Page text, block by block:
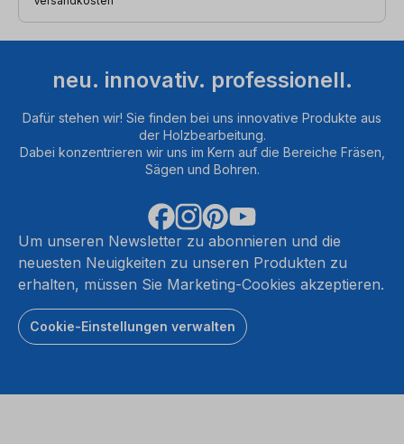
neu. innovativ. professionell.
Dafür stehen wir! Sie finden bei uns innovative Produkte aus
der Holzbearbeitung.
Dabei konzentrieren wir uns im Kern auf die Bereiche Fräsen,
Sägen und Bohren.
Um unseren Newsletter zu abonnieren und die
neuesten Neuigkeiten zu unseren Produkten zu
erhalten, müssen Sie Marketing-Cookies akzeptieren.
Cookie-Einstellungen verwalten